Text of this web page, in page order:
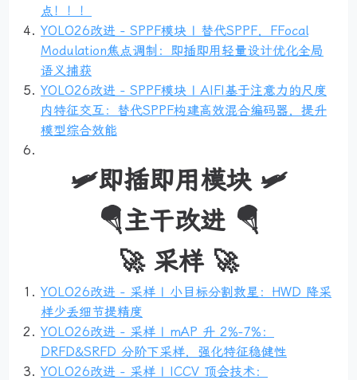
点！！！
YOLO26改进 - SPPF模块 | 替代SPPF，FFocal
Modulation焦点调制：即插即用轻量设计优化全局
语义捕获
YOLO26改进 - SPPF模块 | AIFI基于注意力的尺度
内特征交互：替代SPPF构建高效混合编码器，提升
模型综合效能
🛩️即插即用模块 🛩️
🪂主干改进 🪂
🚀 采样 🚀
YOLO26改进 - 采样 | 小目标分割救星：HWD 降采
样少丢细节提精度
YOLO26改进 - 采样 | mAP 升 2%-7%：
DRFD&SRFD 分阶下采样，强化特征稳健性
YOLO26改进 - 采样 | ICCV 顶会技术：